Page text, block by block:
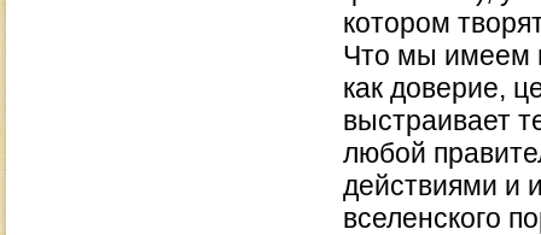
котором
Что мы имеем
как доверие,
выстраивает
любой
действиями и
вселенского